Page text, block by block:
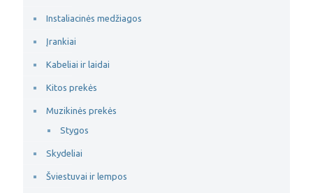
Instaliacinės medžiagos
Įrankiai
Kabeliai ir laidai
Kitos prekės
Muzikinės prekės
Stygos
Skydeliai
Šviestuvai ir lempos